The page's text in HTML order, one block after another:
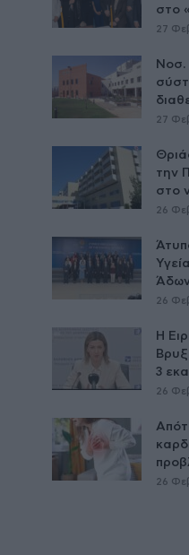
στο
27
Νοσ.
27
την
στο
26
26
Η
3
26
26